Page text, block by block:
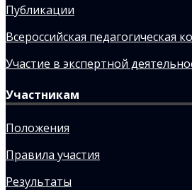
Публикации
Всероссийская педагогическая
Участие в экспертной
Участникам
Положения
Правила участия
Результаты